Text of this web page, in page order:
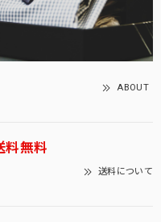
ABOUT
料無料
送料について